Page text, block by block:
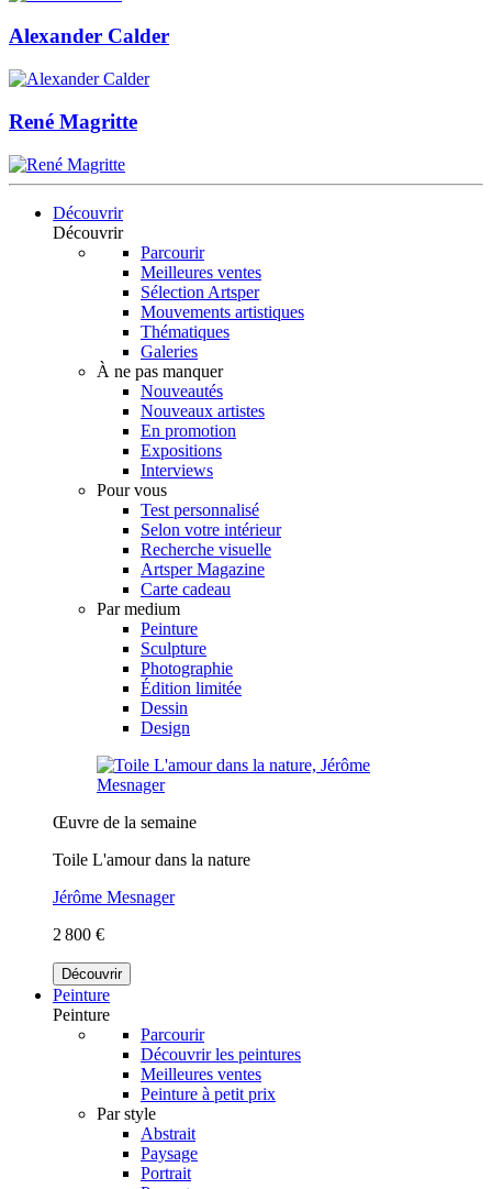
Alexander Calder
René Magritte
Découvrir
Découvrir
Parcourir
Meilleures ventes
Sélection Artsper
Mouvements artistiques
Thématiques
Galeries
À ne pas manquer
Nouveautés
Nouveaux artistes
En promotion
Expositions
Interviews
Pour vous
Test personnalisé
Selon votre intérieur
Recherche visuelle
Artsper Magazine
Carte cadeau
Par medium
Peinture
Sculpture
Photographie
Édition limitée
Dessin
Design
Œuvre de la semaine
Toile L'amour dans la nature
Jérôme Mesnager
2 800 €
Découvrir
Peinture
Peinture
Parcourir
Découvrir les peintures
Meilleures ventes
Peinture à petit prix
Par style
Abstrait
Paysage
Portrait